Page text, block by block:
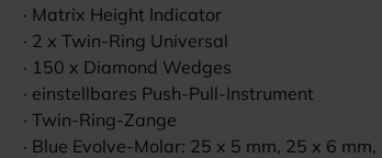
· Matrix Height Indicator
· 2 x Twin-Ring Universal
· 150 x Diamond Wedges
· einstellbares Push-Pull-Instrument
· Twin-Ring-Zange
· Blue Evolve-Molar: 25 x 5 mm, 25 x 6